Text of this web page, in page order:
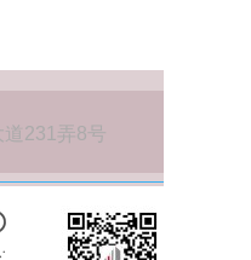
231弄8号